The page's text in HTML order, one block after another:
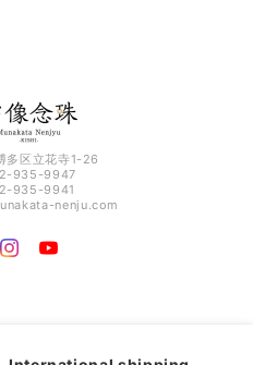
多区立花寺1-26
935-9947
935-9941
nenju.com
SHOP - |